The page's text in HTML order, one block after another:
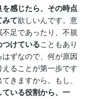
感じたら、その時点
みて欲しいんです。意
足であったり、不規
つけていることもあり
ずなので、何が原因
ることが第一歩です
きますから。もし、
いる役割から、一